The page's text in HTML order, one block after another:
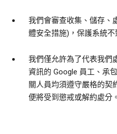
我們會審查收集、儲存、
體安全措施)，保護系統
我們僅允許為了代表我們
資訊的 Google 員工、承
關人員均須遵守嚴格的契
便將受到懲戒或解約處分。